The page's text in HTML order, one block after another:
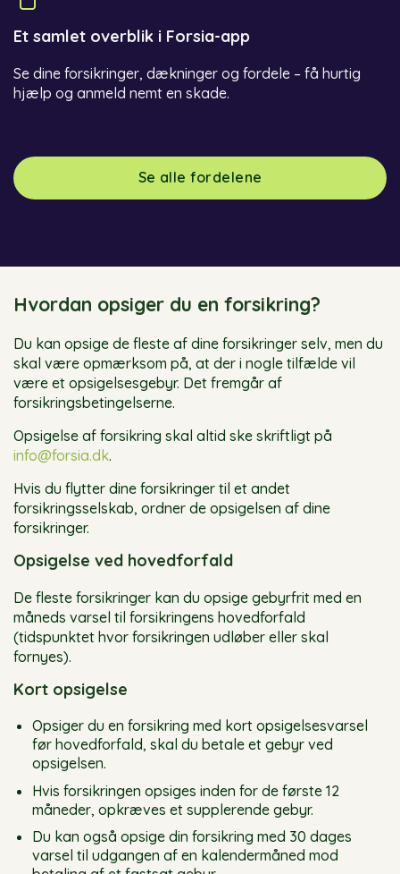
Et samlet overblik i Forsia-app
Se dine forsikringer, dækninger og fordele – få hurtig
hjælp og anmeld nemt en skade.
Se alle fordelene
Hvordan opsiger du en forsikring?
Du kan opsige de fleste af dine forsikringer selv, men du
skal være opmærksom på, at der i nogle tilfælde vil
være et opsigelsesgebyr. Det fremgår af
forsikringsbetingelserne.
Opsigelse af forsikring skal altid ske skriftligt på
info@forsia.dk.
Hvis du flytter dine forsikringer til et andet
forsikringsselskab, ordner de opsigelsen af dine
forsikringer.
Opsigelse ved hovedforfald
De fleste forsikringer kan du opsige gebyrfrit med en
måneds varsel til forsikringens hovedforfald
(tidspunktet hvor forsikringen udløber eller skal
fornyes).
Kort opsigelse
Opsiger du en forsikring med kort opsigelsesvarsel
før hovedforfald, skal du betale et gebyr ved
opsigelsen.
Hvis forsikringen opsiges inden for de første 12
måneder, opkræves et supplerende gebyr.
Du kan også opsige din forsikring med 30 dages
varsel til udgangen af en kalendermåned mod